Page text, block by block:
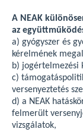
A NEAK
az
a) gyógyszer és
kérelmének
b) jogértelmezési
c)
versenyeztetés
d) a NEAK
felmerült
vizsgálatok,